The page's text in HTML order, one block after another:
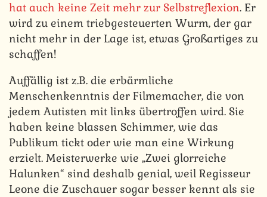
hat auch keine Zeit mehr zur Selbstreflexion. Er
wird zu einem triebgesteuerten Wurm, der gar
nicht mehr in der Lage ist, etwas Großartiges zu
schaffen!
Auffällig ist z.B. die erbärmliche
Menschenkenntnis der Filmemacher, die von
jedem Autisten mit links übertroffen wird. Sie
haben keine blassen Schimmer, wie das
Publikum tickt oder wie man eine Wirkung
erzielt. Meisterwerke wie „Zwei glorreiche
Halunken“ sind deshalb genial, weil Regisseur
Leone die Zuschauer sogar besser kennt als sie